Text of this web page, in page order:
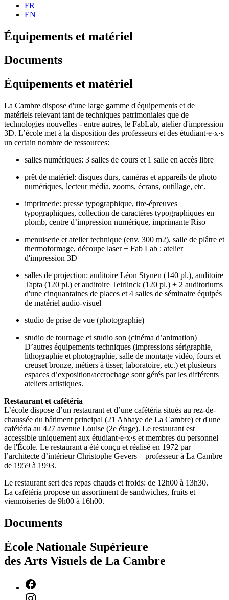
FR
EN
Équipements et matériel
Documents
Équipements et matériel
La Cambre dispose d'une large gamme d'équipements et de
matériels relevant tant de techniques patrimoniales que de
technologies nouvelles - entre autres, le FabLab, atelier d'impression
3D. L’école met à la disposition des professeurs et des étudiant·e·x·s
un certain nombre de ressources:
salles numériques: 3 salles de cours et 1 salle en accès libre
prêt de matériel: disques durs, caméras et appareils de photo
numériques, lecteur média, zooms, écrans, outillage, etc.
imprimerie: presse typographique, tire-épreuves
typographiques, collection de caractères typographiques en
plomb, centre d’impression numérique, imprimante Riso
menuiserie et atelier technique (env. 300 m2), salle de plâtre et
thermoformage, découpe laser + Fab Lab : atelier
d'impression 3D
salles de projection: auditoire Léon Stynen (140 pl.), auditoire
Tapta (120 pl.) et auditoire Teirlinck (120 pl.) + 2 auditoriums
d'une cinquantaines de places et 4 salles de séminaire équipés
de matériel audio-visuel
studio de prise de vue (photographie)
studio de tournage et studio son (cinéma d’animation)
D’autres équipements techniques (impressions sérigraphie,
lithographie et photographie, salle de montage vidéo, fours et
creuset bronze, métiers à tisser, laboratoire, etc.) et plusieurs
espaces d’exposition/accrochage sont gérés par les différents
ateliers artistiques.
Restaurant et cafétéria
L’école dispose d’un restaurant et d’une cafétéria situés au rez-de-
chaussée du bâtiment principal (21 Abbaye de La Cambre) et d'une
cafétéria au 427 avenue Louise (2e étage). Le restaurant est
accessible uniquement aux étudiant·e·x·s et membres du personnel
de l'École. Le restaurant a été conçu et réalisé en 1972 par
l’architecte d’intérieur Christophe Gevers – professeur à La Cambre
de 1959 à 1993.
Le restaurant sert des repas chauds et froids: de 12h00 à 13h30.
La cafétéria propose un assortiment de sandwiches, fruits et
viennoiseries de 9h00 à 16h00.
Documents
École Nationale Supérieure
des Arts Visuels de La Cambre